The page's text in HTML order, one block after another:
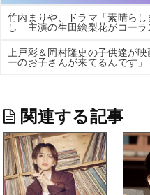
竹内まりや、ドラマ「素晴ら
し 主演の生田絵梨花がコーラ
上戸彩＆岡村隆史の子供達が
ーのお子さんが来てるんです」
関連する記事